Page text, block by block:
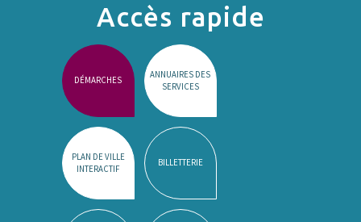
Accès rapide
DÉMARCHES
ANNUAIRES DES
SERVICES
PLAN DE VILLE
INTERACTIF
BILLETTERIE